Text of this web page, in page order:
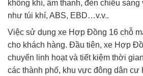
không khí, âm thanh, đèn chiếu sáng
như túi khí, ABS, EBD…v.v..
Việc sử dụng xe Hợp Đồng 16 chỗ
cho khách hàng. Đầu tiên, xe Hợp
chuyển linh hoạt và tiết kiệm thời
các thành phố, khu vực đông dân cư